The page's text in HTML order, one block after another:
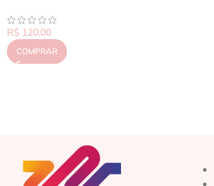
R$ 120,00
COMPRAR